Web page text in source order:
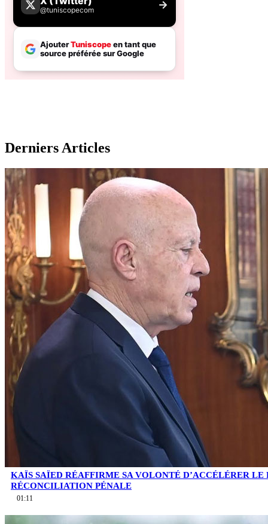
Derniers Articles
KAÏS SAÏED RÉAFFIRME SA VOLONTÉ D’ACCÉLÉRER LE
RÉCONCILIATION PÉNALE
01:11